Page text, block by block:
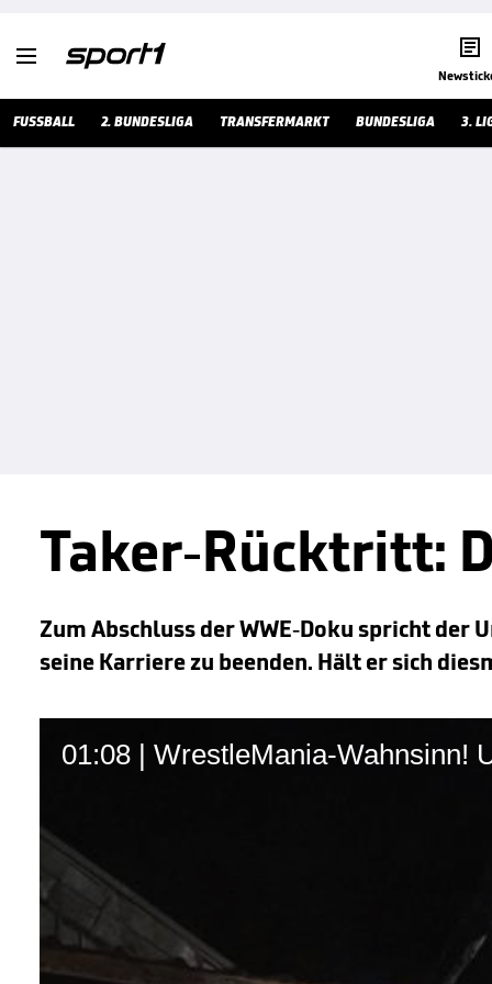
 
FUSSBALL 2. BUNDESLIGA TRANSFERMARKT BUNDESLIGA 3.
Taker-Rücktritt:
Zum Abschluss der WWE-Doku spricht der
seine Karriere zu beenden. Hält er sich
01:08 | WrestleMania-Wahnsinn!